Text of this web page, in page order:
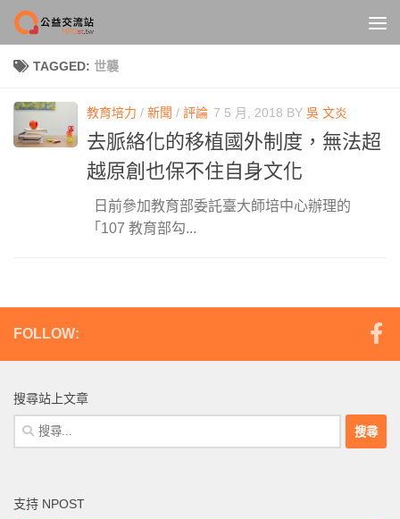
Skip to content
TAGGED: 世襲
教育培力 / 新聞 / 評論 7 5 月, 2018 BY 吳 文炎
去脈絡化的移植國外制度，無法超
越原創也保不住自身文化
日前參加教育部委託臺大師培中心辦理的
「107 教育部勾...
FOLLOW:
搜尋站上文章
搜
尋
字:
支持 NPOST